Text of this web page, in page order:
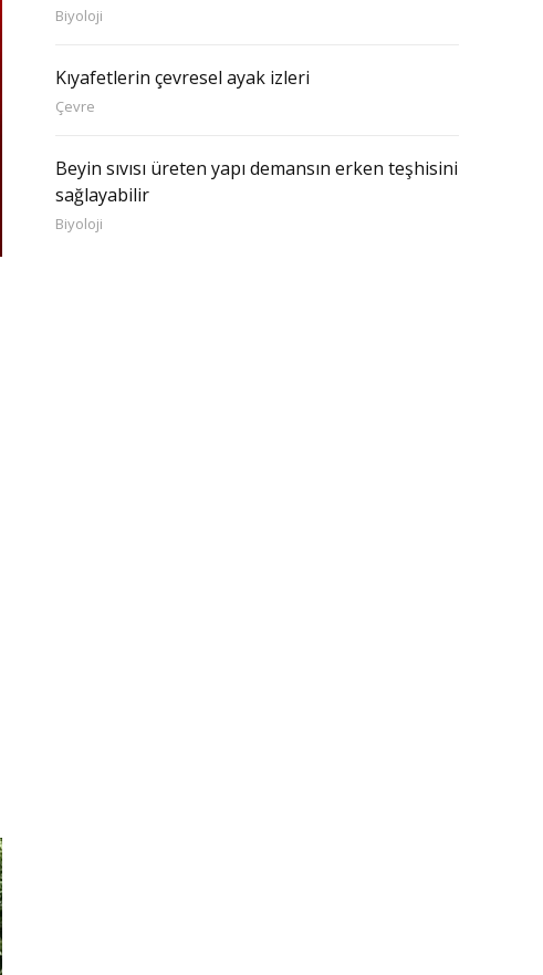
Biyoloji
Kıyafetlerin çevresel ayak izleri
Çevre
Beyin sıvısı üreten yapı demansın erken teşhisini
sağlayabilir
Biyoloji